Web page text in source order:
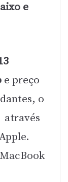
e
e preço
o
através